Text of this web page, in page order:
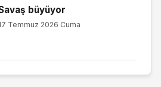
büyüyor
Temmuz 2026 Cuma